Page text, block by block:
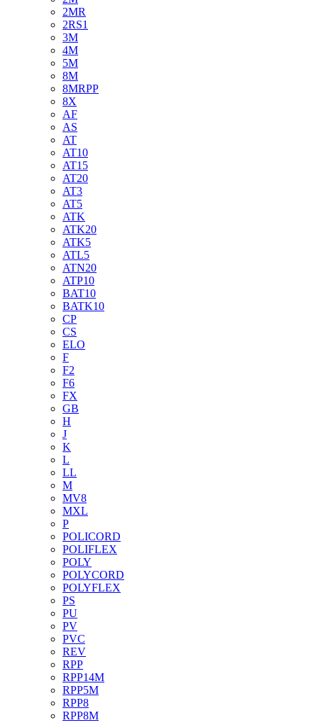
2MR
2RS1
3M
4M
5M
8M
8MRPP
8X
AF
AS
AT
AT10
AT15
AT20
AT3
AT5
ATK
ATK20
ATK5
ATL5
ATN20
ATP10
BAT10
BATK10
CP
CS
ELO
F
F2
F6
FX
GB
H
J
K
L
LL
M
MV8
MXL
P
POLICORD
POLIFLEX
POLY
POLYCORD
POLYFLEX
PS
PU
PV
PVC
REV
RPP
RPP14M
RPP5M
RPP8
RPP8M